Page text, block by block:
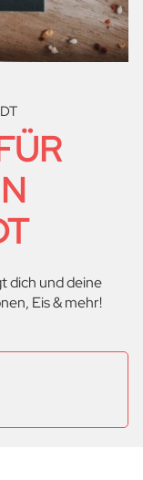
dich und deine
Eis & mehr!